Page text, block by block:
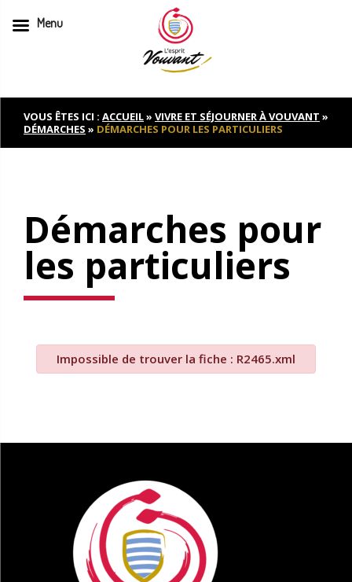
to
contentVOUS ÊTES ICI : ACCUEIL» VIVRE ET SÉJOURNER À VOUVANT »
DÉMARCHES » DÉMARCHES POUR LES PARTICULIERS
Démarches pour
les particuliers
Impossible de trouver la fiche : R2465.xml
Menu